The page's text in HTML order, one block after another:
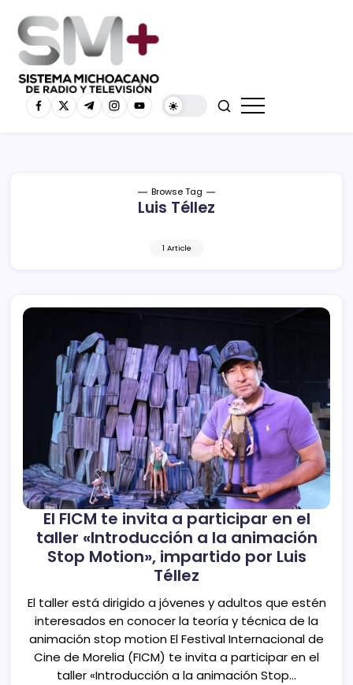
Browse Tag
Luis Téllez
1 Article
El FICM te invita a participar en el
taller «Introducción a la animación
Stop Motion», impartido por Luis
Téllez
El taller está dirigido a jóvenes y adultos que estén
interesados en conocer la teoría y técnica de la
animación stop motion El Festival Internacional de
Cine de Morelia (FICM) te invita a participar en el
taller «Introducción a la animación Stop…